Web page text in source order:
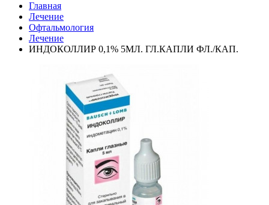
Главная
Лечение
Офтальмология
Лечение
ИНДОКОЛЛИР 0,1% 5МЛ. ГЛ.КАПЛИ ФЛ./КАП.